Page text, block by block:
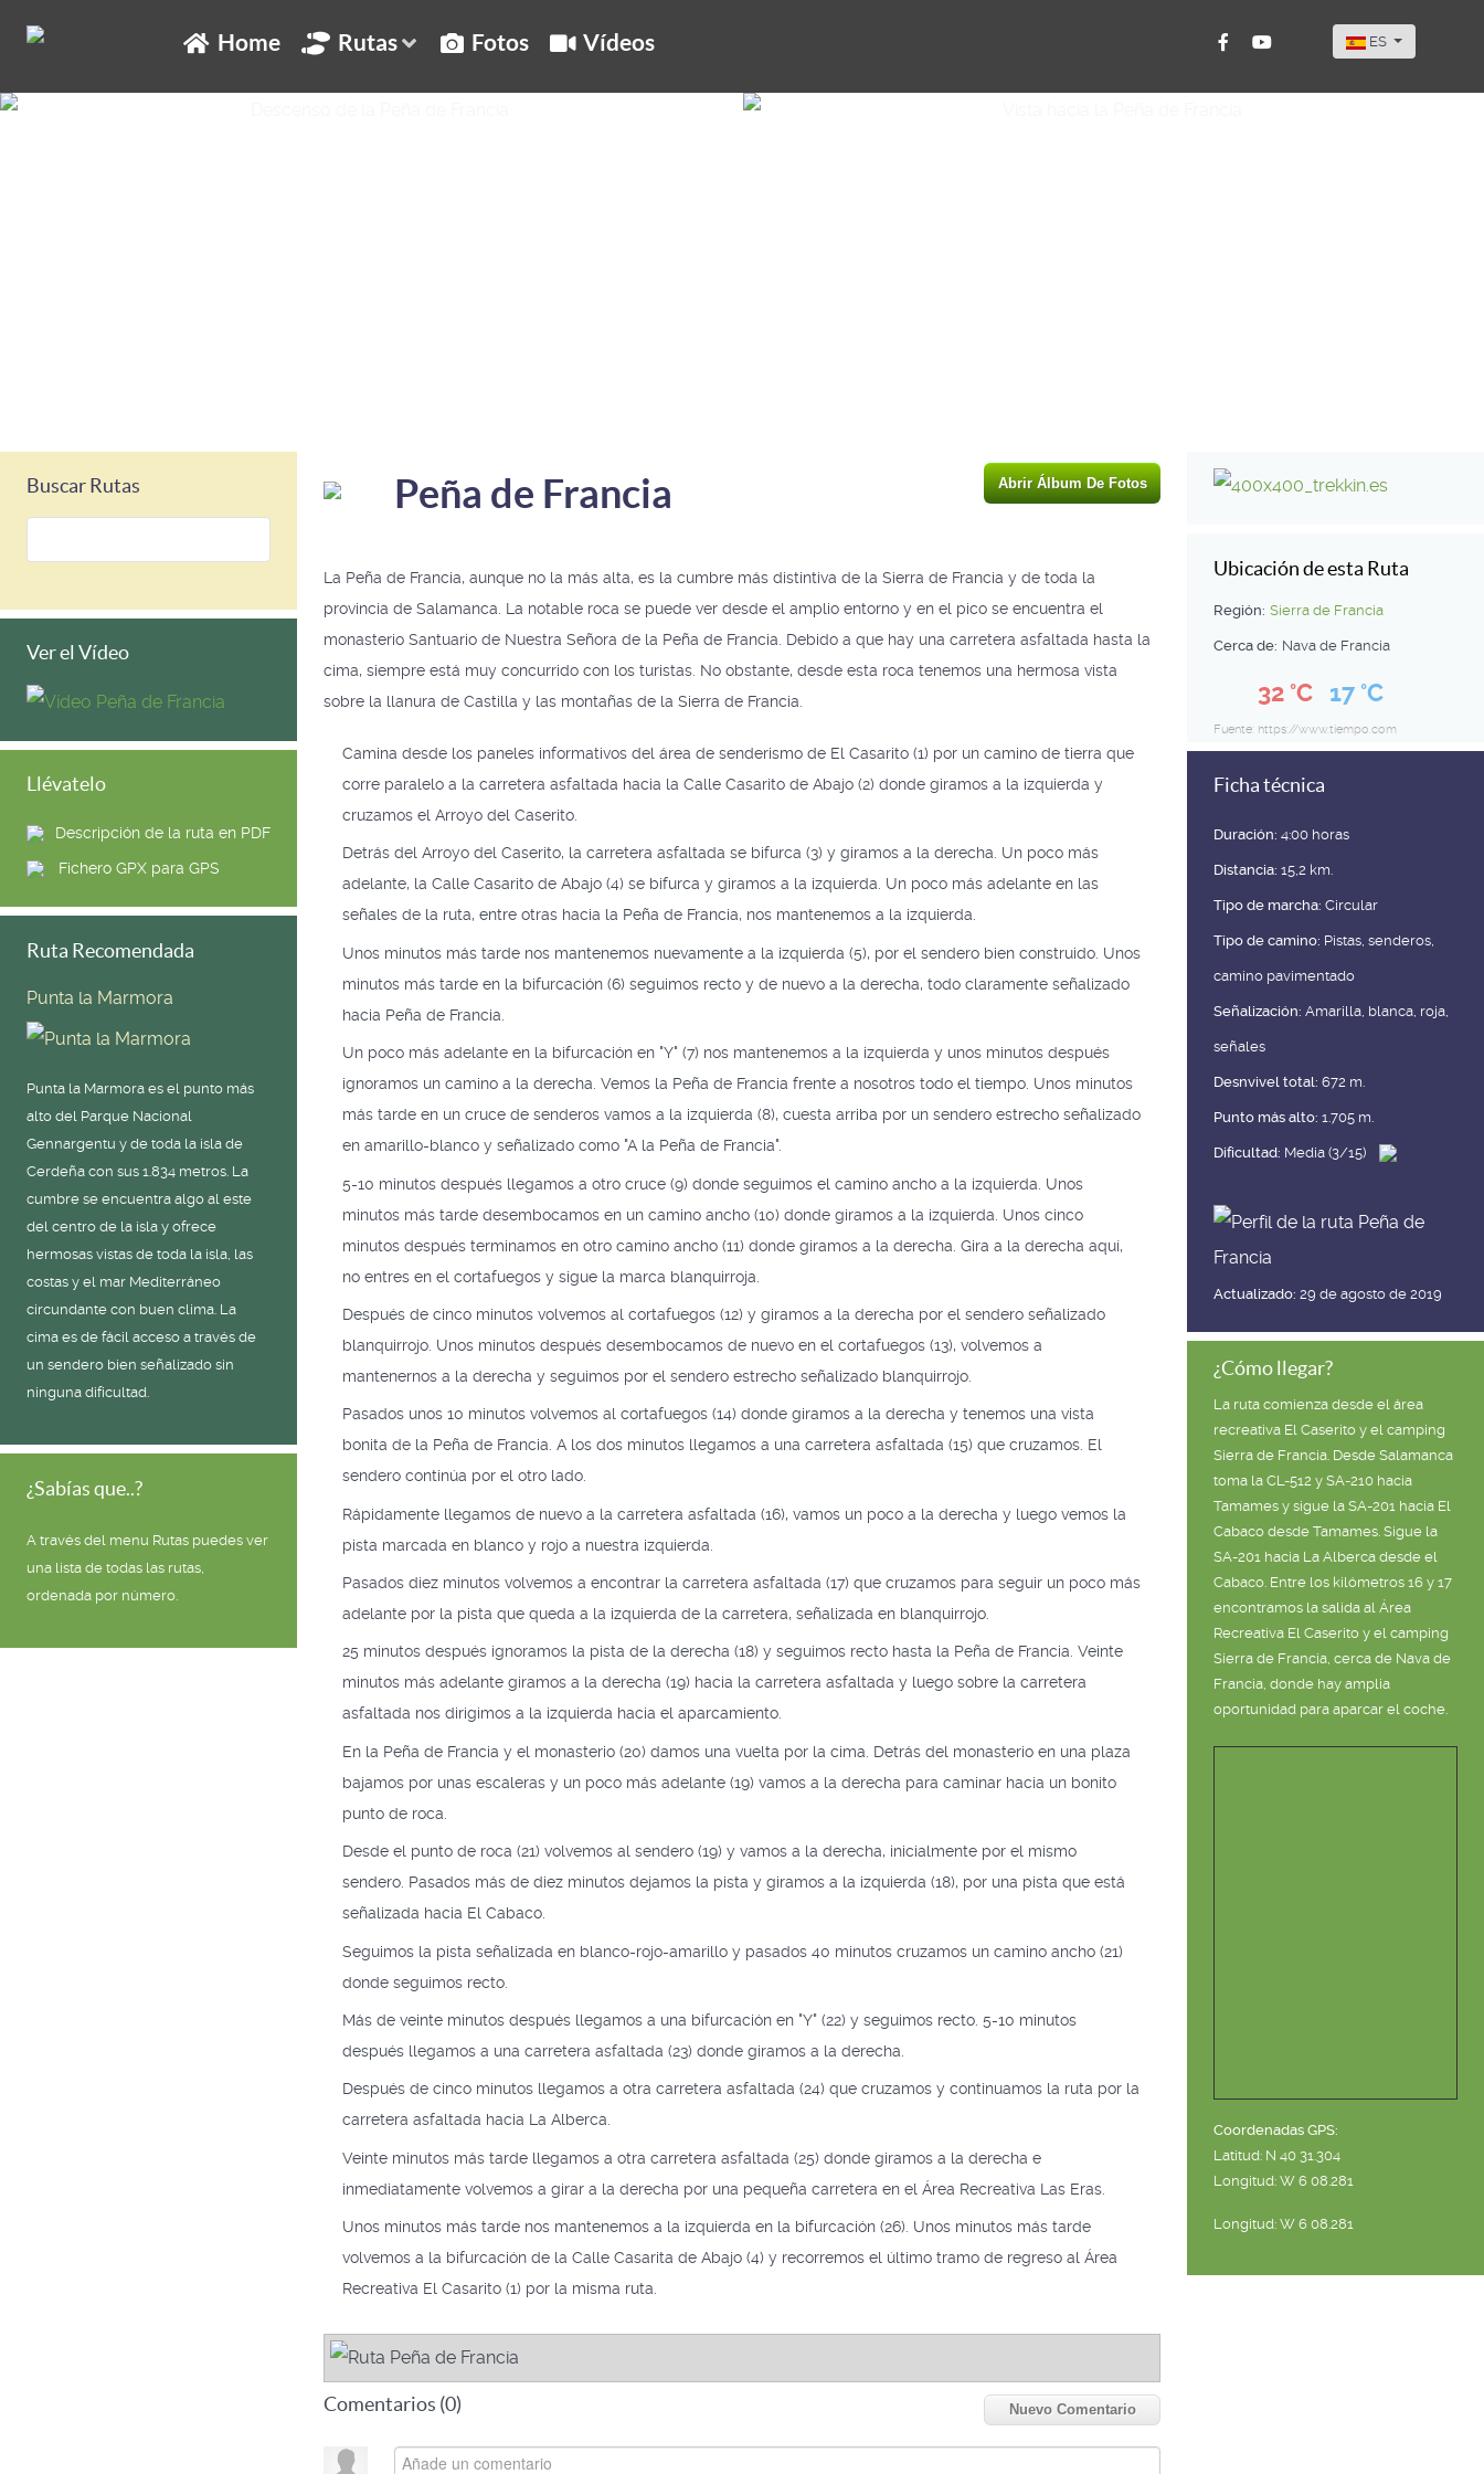
Home Rutas Fotos Vídeos Seleccione su
ES
Buscar Rutas
Ver el Vídeo
Llévatelo
Descripción de la ruta en PDF
Fichero GPX para GPS
Ruta Recomendada
Punta la Marmora
Punta la Marmora es el punto más
alto del Parque Nacional
Gennargentu y de toda la isla de
Cerdeña con sus 1.834 metros. La
cumbre se encuentra algo al este
del centro de la isla y ofrece
hermosas vistas de toda la isla, las
costas y el mar Mediterráneo
circundante con buen clima. La
cima es de fácil acceso a través de
un sendero bien señalizado sin
ninguna dificultad.
¿Sabías que..?
A través del menu Rutas puedes ver
una lista de todas las rutas,
ordenada por número.
Abrir Álbum De Fotos
Peña de Francia
La Peña de Francia, aunque no la más alta, es la cumbre más distintiva de la Sierra de Francia y de toda la
provincia de Salamanca. La notable roca se puede ver desde el amplio entorno y en el pico se encuentra el
monasterio Santuario de Nuestra Señora de la Peña de Francia. Debido a que hay una carretera asfaltada hasta la
cima, siempre está muy concurrido con los turistas. No obstante, desde esta roca tenemos una hermosa vista
sobre la llanura de Castilla y las montañas de la Sierra de Francia.
Camina desde los paneles informativos del área de senderismo de El Casarito (1) por un camino de tierra que
corre paralelo a la carretera asfaltada hacia la Calle Casarito de Abajo (2) donde giramos a la izquierda y
cruzamos el Arroyo del Caserito.
Detrás del Arroyo del Caserito, la carretera asfaltada se bifurca (3) y giramos a la derecha. Un poco más
adelante, la Calle Casarito de Abajo (4) se bifurca y giramos a la izquierda. Un poco más adelante en las
señales de la ruta, entre otras hacia la Peña de Francia, nos mantenemos a la izquierda.
Unos minutos más tarde nos mantenemos nuevamente a la izquierda (5), por el sendero bien construido. Unos
minutos más tarde en la bifurcación (6) seguimos recto y de nuevo a la derecha, todo claramente señalizado
hacia Peña de Francia.
Un poco más adelante en la bifurcación en "Y" (7) nos mantenemos a la izquierda y unos minutos después
ignoramos un camino a la derecha. Vemos la Peña de Francia frente a nosotros todo el tiempo. Unos minutos
más tarde en un cruce de senderos vamos a la izquierda (8), cuesta arriba por un sendero estrecho señalizado
en amarillo-blanco y señalizado como "A la Peña de Francia".
5-10 minutos después llegamos a otro cruce (9) donde seguimos el camino ancho a la izquierda. Unos
minutos más tarde desembocamos en un camino ancho (10) donde giramos a la izquierda. Unos cinco
minutos después terminamos en otro camino ancho (11) donde giramos a la derecha. Gira a la derecha aquí,
no entres en el cortafuegos y sigue la marca blanquirroja.
Después de cinco minutos volvemos al cortafuegos (12) y giramos a la derecha por el sendero señalizado
blanquirrojo. Unos minutos después desembocamos de nuevo en el cortafuegos (13), volvemos a
mantenernos a la derecha y seguimos por el sendero estrecho señalizado blanquirrojo.
Pasados ​​unos 10 minutos volvemos al cortafuegos (14) donde giramos a la derecha y tenemos una vista
bonita de la Peña de Francia. A los dos minutos llegamos a una carretera asfaltada (15) que cruzamos. El
sendero continúa por el otro lado.
Rápidamente llegamos de nuevo a la carretera asfaltada (16), vamos un poco a la derecha y luego vemos la
pista marcada en blanco y rojo a nuestra izquierda.
Pasados ​​diez minutos volvemos a encontrar la carretera asfaltada (17) que cruzamos para seguir un poco más
adelante por la pista que queda a la izquierda de la carretera, señalizada en blanquirrojo.
25 minutos después ignoramos la pista de la derecha (18) y seguimos recto hasta la Peña de Francia. Veinte
minutos más adelante giramos a la derecha (19) hacia la carretera asfaltada y luego sobre la carretera
asfaltada nos dirigimos a la izquierda hacia el aparcamiento.
En la Peña de Francia y el monasterio (20) damos una vuelta por la cima. Detrás del monasterio en una plaza
bajamos por unas escaleras y un poco más adelante (19) vamos a la derecha para caminar hacia un bonito
punto de roca.
Desde el punto de roca (21) volvemos al sendero (19) y vamos a la derecha, inicialmente por el mismo
sendero. Pasados ​​más de diez minutos dejamos la pista y giramos a la izquierda (18), por una pista que está
señalizada hacia El Cabaco.
Seguimos la pista señalizada en blanco-rojo-amarillo y pasados ​​40 minutos cruzamos un camino ancho (21)
donde seguimos recto.
Más de veinte minutos después llegamos a una bifurcación en "Y" (22) y seguimos recto. 5-10 minutos
después llegamos a una carretera asfaltada (23) donde giramos a la derecha.
Después de cinco minutos llegamos a otra carretera asfaltada (24) que cruzamos y continuamos la ruta por la
carretera asfaltada hacia La Alberca.
Veinte minutos más tarde llegamos a otra carretera asfaltada (25) donde giramos a la derecha e
inmediatamente volvemos a girar a la derecha por una pequeña carretera en el Área Recreativa Las Eras.
Unos minutos más tarde nos mantenemos a la izquierda en la bifurcación (26). Unos minutos más tarde
volvemos a la bifurcación de la Calle Casarita de Abajo (4) y recorremos el último tramo de regreso al Área
Recreativa El Casarito (1) por la misma ruta.
Comentarios (0) Nuevo Comentario
Ubicación de esta Ruta
Región: Sierra de Francia
Cerca de: Nava de Francia
32 °C 17 °C
Fuente: https://www.tiempo.com
Ficha técnica
Duración: 4:00 horas
Distancia: 15,2 km.
Tipo de marcha: Circular
Tipo de camino: Pistas, senderos,
camino pavimentado
Señalización: Amarilla, blanca, roja,
señales
Desnvivel total: 672 m.
Punto más alto: 1.705 m.
Dificultad: Media (3/15)
Actualizado: 29 de agosto de 2019
¿Cómo llegar?
La ruta comienza desde el área
recreativa El Caserito y el camping
Sierra de Francia. Desde Salamanca
toma la CL-512 y SA-210 hacia
Tamames y sigue la SA-201 hacia El
Cabaco desde Tamames. Sigue la
SA-201 hacia La Alberca desde el
Cabaco. Entre los kilómetros 16 y 17
encontramos la salida al Área
Recreativa El Caserito y el camping
Sierra de Francia, cerca de Nava de
Francia, donde hay amplia
oportunidad para aparcar el coche.
Coordenadas GPS:
Latitud: N 40 31.304
Longitud: W 6 08.281
Longitud: W 6 08.281